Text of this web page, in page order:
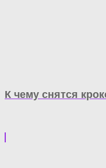
К чему снятся